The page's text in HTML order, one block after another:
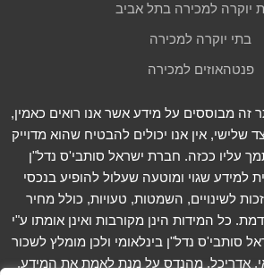
יוקרה למכירה בתל אביב
בתי יוקרה למכירה
פנטהאוזים למכירה
מבוססים על מידע אשר אנו רואים כאמין,
אין אנו יכולים להבטיח שהוא מדוייק
עליו ככזה. חברת ישראל סותבי'ס נדל"ן
למידע שגוי ומוטעה שעלול להופיע בנכסי
לשינויים, השמטות, טעויות, כולל מחיר
כל המידות הינן מקורבות ואינן אומתו ע"י
סותבי'ס נדל"ן בינלאומי ולכן מומלץ לשכור
אדריכל, מהנדס על מנת לאמת את המידע.